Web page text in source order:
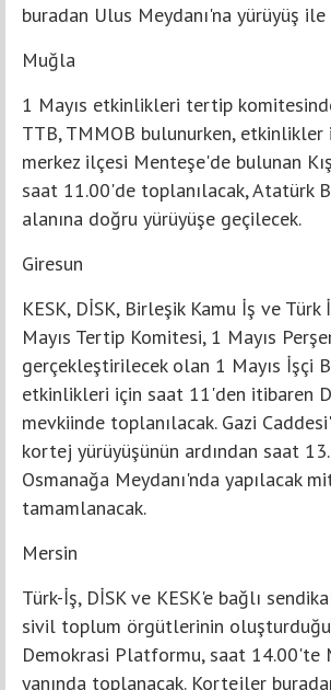
buradan Ulus Meydanı'na yürüyüş
Muğla
1 Mayıs etkinlikleri tertip
TTB, TMMOB bulunurken, etkinlikler
merkez ilçesi Menteşe'de bulunan
saat 11.00'de toplanılacak, Atatürk
alanına doğru yürüyüşe geçilecek.
Giresun
KESK, DİSK, Birleşik Kamu İş ve Türk
Mayıs Tertip Komitesi, 1 Mayıs
gerçekleştirilecek olan 1 Mayıs İşçi
etkinlikleri için saat 11'den itibaren
mevkiinde toplanılacak. Gazi
kortej yürüyüşünün ardından saat
Osmanağa Meydanı'nda yapılacak
tamamlanacak.
Mersin
Türk-İş, DİSK ve KESK'e bağlı
sivil toplum örgütlerinin
Demokrasi Platformu, saat 14.00'te
yanında toplanacak. Kortejler